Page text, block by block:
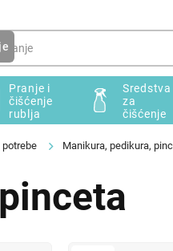
Pranje i
čišćenje
rublja
Sredstva
za
čišćenje
Manikura, pedikura,